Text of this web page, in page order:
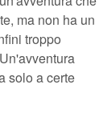
ma non ha un
troppo
solo a certe